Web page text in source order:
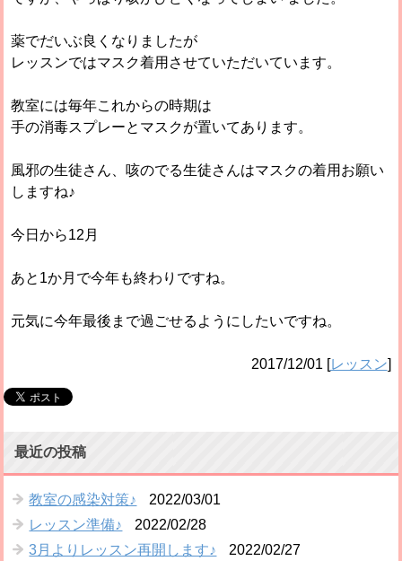
薬でだいぶ良くなりましたが
レッスンではマスク着用させていただいています。
教室には毎年これからの時期は
手の消毒スプレーとマスクが置いてあります。
風邪の生徒さん、咳のでる生徒さんはマスクの着用お願い
しますね♪
今日から12月
あと1か月で今年も終わりですね。
元気に今年最後まで過ごせるようにしたいですね。
2017/12/01 [レッスン]
最近の投稿
教室の感染対策♪
2022/03/01
レッスン準備♪
2022/02/28
3月よりレッスン再開します♪
2022/02/27